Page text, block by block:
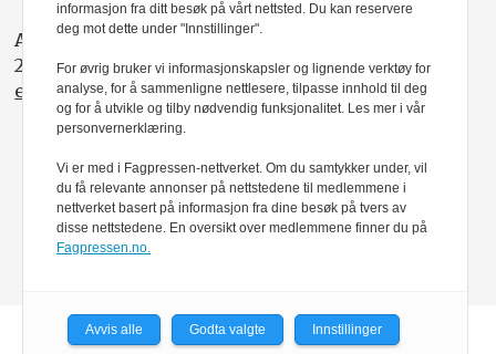
ABONNEMENT:
22 05 35 00
epost@nito.no
informasjon fra ditt besøk på vårt nettsted. Du kan reservere
deg mot dette under "Innstillinger".
For øvrig bruker vi informasjonskapsler og lignende verktøy for
analyse, for å sammenligne nettlesere, tilpasse innhold til deg
og for å utvikle og tilby nødvendig funksjonalitet. Les mer i vår
personvernerklæring.
Vi er med i Fagpressen-nettverket. Om du samtykker under, vil
du få relevante annonser på nettstedene til medlemmene i
nettverket basert på informasjon fra dine besøk på tvers av
disse nettstedene. En oversikt over medlemmene finner du på
Fagpressen.no.
Avvis alle Godta valgte Innstillinger